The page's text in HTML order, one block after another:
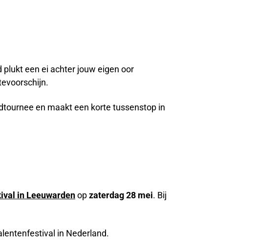
een ei achter jouw eigen oor
en maakt een korte tussenstop in
in Leeuwardenopzaterdag 28 mei. Bij
in Nederland.